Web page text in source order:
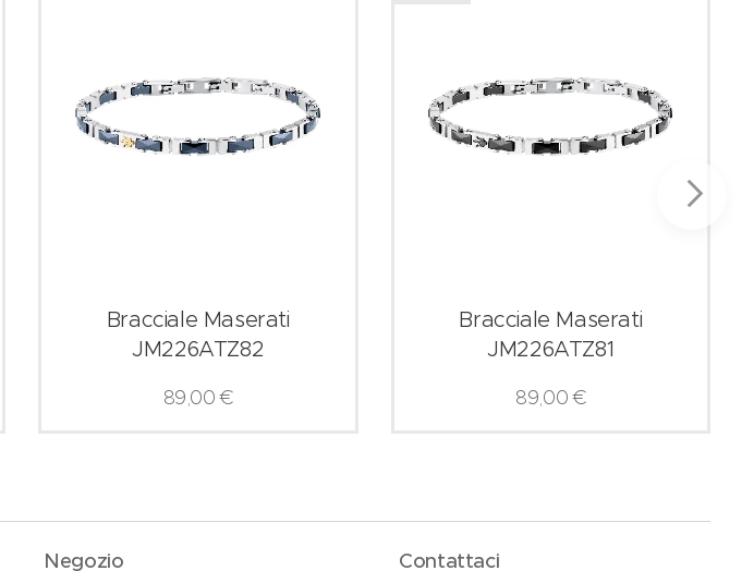
Bracciale Maserati
JM226ATZ82
89,00€
Bracciale Maserati
JM226ATZ81
89,00€
Negozio Contattaci